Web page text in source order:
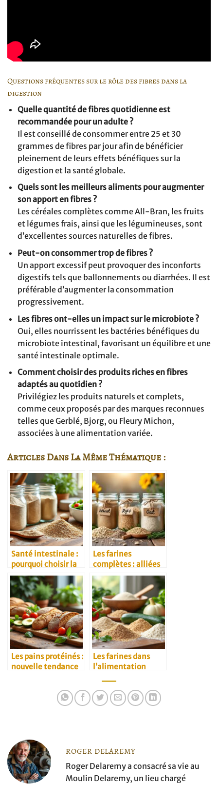
Questions fréquentes sur le rôle des fibres dans la
digestion
Quelle quantité de fibres quotidienne est
recommandée pour un adulte ?
Il est conseillé de consommer entre 25 et 30
grammes de fibres par jour afin de bénéficier
pleinement de leurs effets bénéfiques sur la
digestion et la santé globale.
Quels sont les meilleurs aliments pour augmenter
son apport en fibres ?
Les céréales complètes comme All-Bran, les fruits
et légumes frais, ainsi que les légumineuses, sont
d’excellentes sources naturelles de fibres.
Peut-on consommer trop de fibres ?
Un apport excessif peut provoquer des inconforts
digestifs tels que ballonnements ou diarrhées. Il est
préférable d’augmenter la consommation
progressivement.
Les fibres ont-elles un impact sur le microbiote ?
Oui, elles nourrissent les bactéries bénéfiques du
microbiote intestinal, favorisant un équilibre et une
santé intestinale optimale.
Comment choisir des produits riches en fibres
adaptés au quotidien ?
Privilégiez les produits naturels et complets,
comme ceux proposés par des marques reconnues
telles que Gerblé, Bjorg, ou Fleury Michon,
associées à une alimentation variée.
Articles Dans La Même Thématique :
Santé intestinale :
pourquoi choisir la
farine complète
Les farines
complètes : alliées
santé au quotidien
Les pains protéinés :
nouvelle tendance
Les farines dans
l’alimentation
ROGER DELAREMY
Roger Delaremy a consacré sa vie au
Moulin Delaremy, un lieu chargé